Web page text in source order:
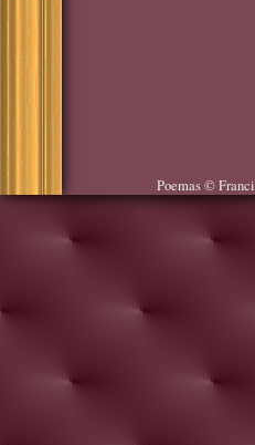
Poemas ©